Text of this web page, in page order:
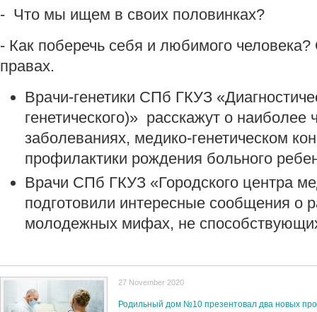
- Что мы ищем в своих половинках?
- Как поберечь себя и любимого
правах.
Врачи-генетики СПб ГКУЗ
генетического)» расскажут о
заболеваниях, медико-генетическом
профилактики рождения больного
Врачи СПб ГКУЗ «Городского центра
подготовили интересные сообщения о
молодежных мифах, не
27 November 2020
Родильный дом №10 презентовал два новых